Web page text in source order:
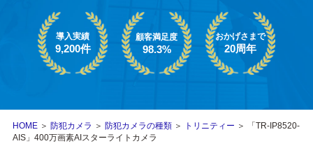
導入実績
9,200件
顧客満足度
98.3%
おかげさまで
20周年
HOME ＞ 防犯カメラ ＞ 防犯カメラの種類 ＞ トリニティー ＞ 「TR-IP8520-
AIS」400万画素AIスターライトカメラ